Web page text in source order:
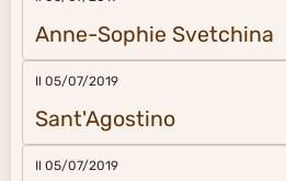
Anne-Sophie Svetchina
Il 05/07/2019
Sant'Agostino
Il 05/07/2019